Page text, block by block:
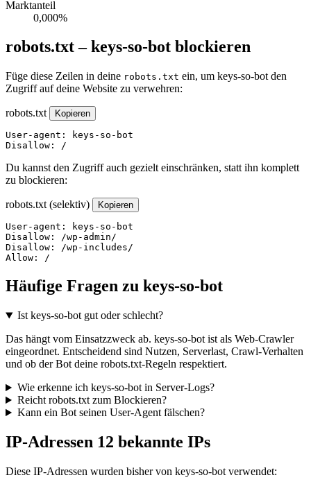
Marktanteil
0,000%
robots.txt – keys-so-bot blockieren
Füge diese Zeilen in deine robots.txt ein, um keys-so-bot den
Zugriff auf deine Website zu verwehren:
robots.txt Kopieren
User-agent: keys-so-bot
Disallow: /
Du kannst den Zugriff auch gezielt einschränken, statt ihn komplett
zu blockieren:
robots.txt (selektiv) Kopieren
User-agent: keys-so-bot
Disallow: /wp-admin/
Disallow: /wp-includes/
Allow: /
Häufige Fragen zu keys-so-bot
Ist keys-so-bot gut oder schlecht?
Das hängt vom Einsatzzweck ab. keys-so-bot ist als Web-Crawler
eingeordnet. Entscheidend sind Nutzen, Serverlast, Crawl-Verhalten
und ob der Bot deine robots.txt-Regeln respektiert.
Wie erkenne ich keys-so-bot in Server-Logs?
Reicht robots.txt zum Blockieren?
Kann ein Bot seinen User-Agent fälschen?
IP-Adressen 12 bekannte IPs
Diese IP-Adressen wurden bisher von keys-so-bot verwendet: